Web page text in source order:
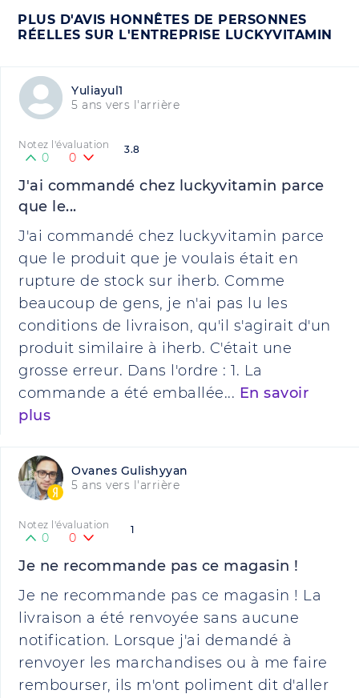
PLUS D'AVIS HONNÊTES DE PERSONNES
RÉELLES SUR L'ENTREPRISE LUCKYVITAMIN
Yuliayul1
5 ans vers l'arrière
3.8
Notez l'évaluation
0 0
J'ai commandé chez luckyvitamin parce
que le...
J'ai commandé chez luckyvitamin parce
que le produit que je voulais était en
rupture de stock sur iherb. Comme
beaucoup de gens, je n'ai pas lu les
conditions de livraison, qu'il s'agirait d'un
produit similaire à iherb. C'était une
grosse erreur. Dans l'ordre : 1. La
commande a été emballée... En savoir
plus
Ovanes Gulishyyan
5 ans vers l'arrière
1
Notez l'évaluation
0 0
Je ne recommande pas ce magasin !
Je ne recommande pas ce magasin ! La
livraison a été renvoyée sans aucune
notification. Lorsque j'ai demandé à
renvoyer les marchandises ou à me faire
rembourser, ils m'ont poliment dit d'aller